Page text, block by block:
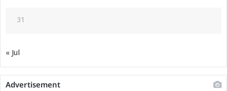
31
« Jul
Advertisement